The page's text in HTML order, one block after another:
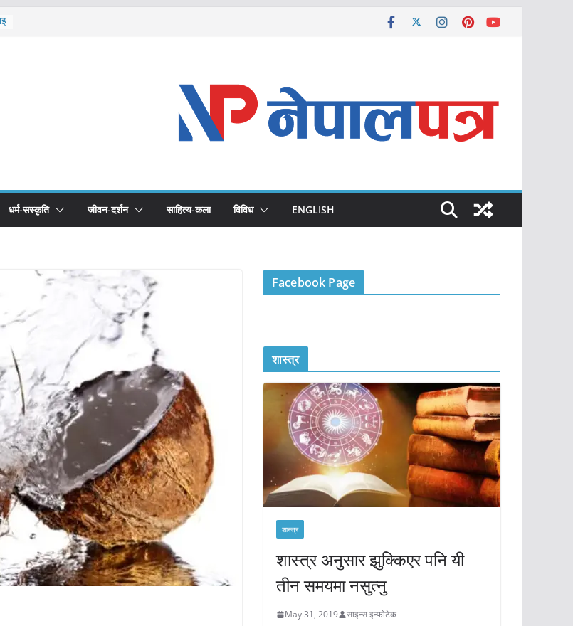
धर्म-सस्कृति जीवन-दर्शन साहित्य-कला विविध ENGLISH
Facebook Page
शास्त्र
शास्त्र
शास्त्र अनुसार झुक्किएर पनि यी
तीन समयमा नसुत्नु
May 31, 2019 साइन्स इन्फोटेक